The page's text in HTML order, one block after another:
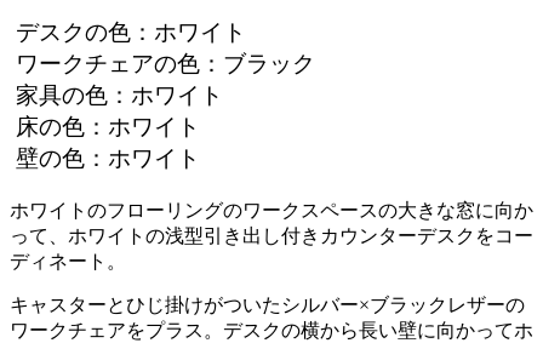
デスクの色：ホワイト
ワークチェアの色：ブラック
家具の色：ホワイト
床の色：ホワイト
壁の色：ホワイト
ホワイトのフローリングのワークスペースの大きな窓に向か
って、ホワイトの浅型引き出し付きカウンターデスクをコー
ディネート。
キャスターとひじ掛けがついたシルバー×ブラックレザーの
ワークチェアをプラス。デスクの横から長い壁に向かってホ